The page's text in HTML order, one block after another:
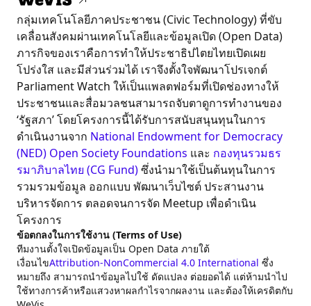
กลุ่มเทคโนโลยีภาคประชาชน (Civic Technology) ที่ขับ
เคลื่อนสังคมผ่านเทคโนโลยีและข้อมูลเปิด (Open Data)
ภารกิจของเราคือการทำให้ประชาธิปไตยไทยเปิดเผย
โปร่งใส และมีส่วนร่วมได้ เราจึงตั้งใจพัฒนาโปรเจกต์
Parliament Watch ให้เป็นแพลตฟอร์มที่เปิดช่องทางให้
ประชาชนและสื่อมวลชนสามารถจับตาดูการทำงานของ
‘รัฐสภา’ โดยโครงการนี้ได้รับการสนับสนุนทุนในการ
ดำเนินงานจาก National Endowment for Democracy
(NED) Open Society Foundations และ กองทุนรวมธร
รมาภิบาลไทย (CG Fund)ซึ่งนำมาใช้เป็นต้นทุนในการ
รวมรวมข้อมูล ออกแบบ พัฒนาเว็บไซต์ ประสานงาน
บริหารจัดการ ตลอดจนการจัด Meetup เพื่อดำเนิน
โครงการ
ข้อตกลงในการใช้งาน (Terms of Use)
ทีมงานตั้งใจเปิดข้อมูลเป็น Open Data ภายใต้
เงื่อนไขAttribution-NonCommercial 4.0 International ซึ่ง
หมายถึง สามารถนำข้อมูลไปใช้ ดัดแปลง ต่อยอดได้ แต่ห้ามนำไป
ใช้ทางการค้าหรือแสวงหาผลกำไรจากผลงาน และต้องให้เครดิตกับ